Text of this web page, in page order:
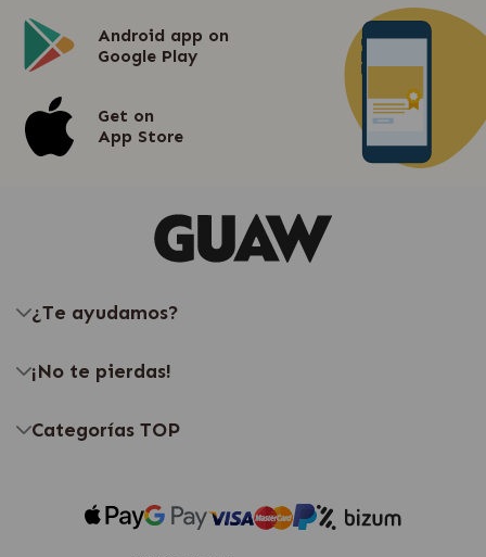
Android app on
Google Play
Get on
App Store
¿Te ayudamos?
¡No te pierdas!
Categorías TOP